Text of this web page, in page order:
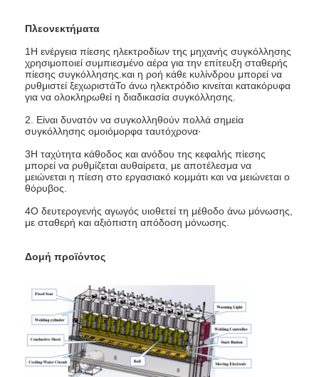
Αρχική Σελίδα
Σχετικά με εμάς
Γύρος εργοστασίων
Όλες οι περιπτώσεις
Μιλήστε τώρα.
baidu
Πλεονεκτήματα
1Η ενέργεια πίεσης ηλεκτροδίων της μηχανής συγκόλλησης
χρησιμοποιεί συμπιεσμένο αέρα για την επίτευξη σταθερής
πίεσης συγκόλλησης.και η ροή κάθε κυλίνδρου μπορεί να
ρυθμιστεί ξεχωριστάΤο άνω ηλεκτρόδιο κινείται κατακόρυφα
για να ολοκληρωθεί η διαδικασία συγκόλλησης.
2. Είναι δυνατόν να συγκολληθούν πολλά σημεία
συγκόλλησης ομοιόμορφα ταυτόχρονα·
3Η ταχύτητα κάθοδος και ανόδου της κεφαλής πίεσης
μπορεί να ρυθμίζεται αυθαίρετα, με αποτέλεσμα να
μειώνεται η πίεση στο εργασιακό κομμάτι και να μειώνεται ο
θόρυβος.
4Ο δευτερογενής αγωγός υιοθετεί τη μέθοδο άνω μόνωσης,
με σταθερή και αξιόπιστη απόδοση μόνωσης.
Δομή προϊόντος